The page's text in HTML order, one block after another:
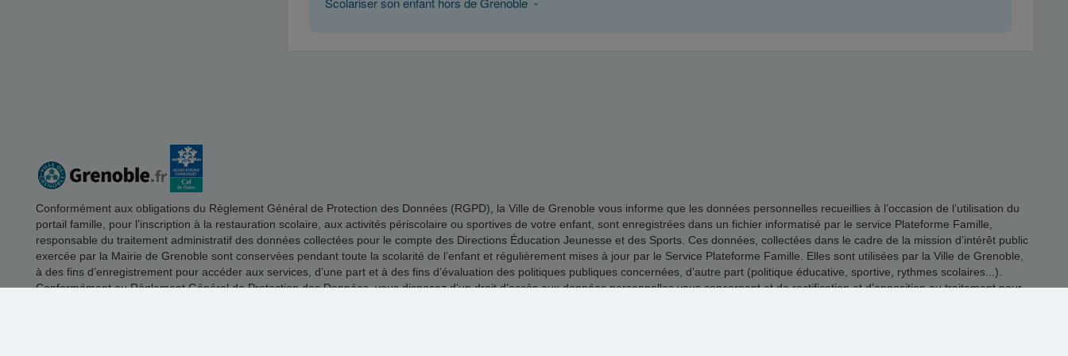
Conformément aux obligations du Règlement Général de Protection des Données (RGPD), la Ville de Grenoble vous informe que les données personnelles recueillies à l’occasion de l’utilisation du
portail famille, pour l’inscription à la restauration scolaire, aux activités périscolaire ou sportives de votre enfant, sont enregistrées dans un fichier informatisé par le service Plateforme Famille,
responsable du traitement administratif des données collectées pour le compte des Directions Éducation Jeunesse et des Sports. Ces données, collectées dans le cadre de la mission d’intérêt public
exercée par la Mairie de Grenoble sont conservées pendant toute la scolarité de l’enfant et régulièrement mises à jour par le Service Plateforme Famille. Elles sont utilisées par la Ville de Grenoble,
à des fins d’enregistrement pour accéder aux services, d’une part et à des fins d’évaluation des politiques publiques concernées, d’autre part (politique éducative, sportive, rythmes scolaires...).
Conformément au Règlement Général de Protection des Données, vous disposez d’un droit d’accès aux données personnelles vous concernant et de rectification et d’opposition au traitement pour